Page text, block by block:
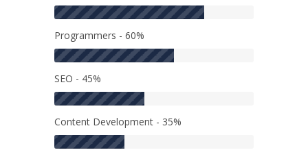
Programmers - 60%
SEO - 45%
Content Development - 35%